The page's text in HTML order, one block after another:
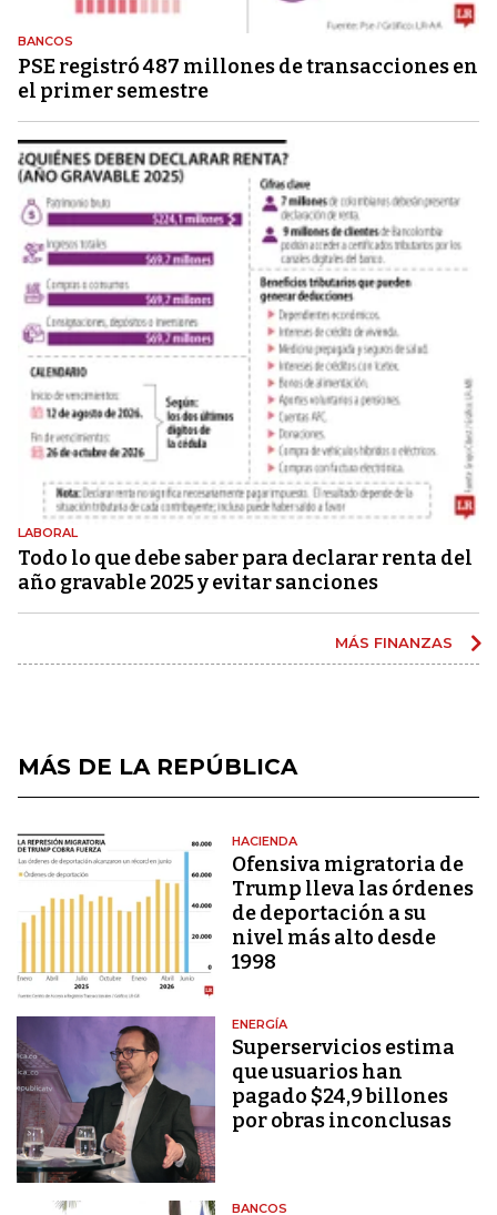
BANCOS
PSE registró 487 millones de transacciones en
el primer semestre
LABORAL
Todo lo que debe saber para declarar renta del
año gravable 2025 y evitar sanciones
MÁS FINANZAS
MÁS DE LA REPÚBLICA
HACIENDA
Ofensiva migratoria de
Trump lleva las órdenes
de deportación a su
nivel más alto desde
1998
ENERGÍA
Superservicios estima
que usuarios han
pagado $24,9 billones
por obras inconclusas
BANCOS